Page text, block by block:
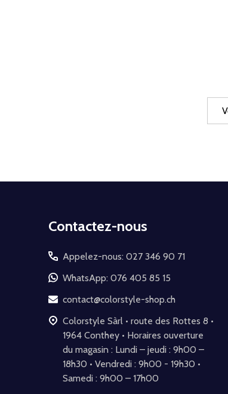
Contactez-nous
Appelez-nous: 027 346 90 71
WhatsApp: 076 405 85 15
contact@colorstyle-shop.ch
Colorstyle Sàrl • route des Rottes 8 •
1964 Conthey • Horaires ouverture
du magasin : Lundi – jeudi : 9h00 –
18h30 • Vendredi : 9h00 - 19h30 •
Samedi : 9h00 – 17h00